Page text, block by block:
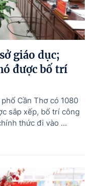
giáo dục;
được bố trí
Cần Thơ có 1080
sắp xếp, bố trí công
thức đi vào ...